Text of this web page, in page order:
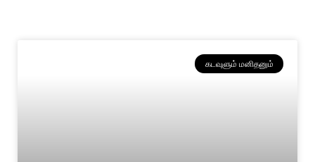
கடவுளும் மனிதனும்